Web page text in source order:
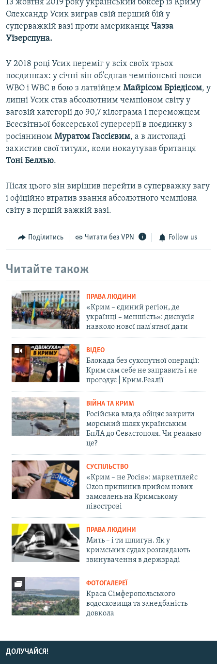
13 жовтня 2019 року український боксер із Криму
Олександр Усик виграв свій перший бій у
суперважкій вазі проти американця Чазза
Уїзерспуна.
У 2018 році Усик переміг у всіх своїх трьох
поєдинках: у січні він об'єднав чемпіонські пояси
WBO і WBC в бою з латвійцем Майрісом Бріедісом, у
липні Усик став абсолютним чемпіоном світу у
ваговій категорії до 90,7 кілограма і переможцем
Всесвітньої боксерської суперсерії в поєдинку з
росіянином Муратом Гассієвим, а в листопаді
захистив свої титули, коли нокаутував британця
Тоні Беллью.
Після цього він вирішив перейти в суперважку вагу
і офіційно втратив звання абсолютного чемпіона
світу в першій важкій вазі.
Поділитись Читати без VPN Follow us
Читайте також
ПРАВА ЛЮДИНИ
«Крим – єдиний регіон, де
українці – меншість»: дискусія
навколо нової пам'ятної дати
ВІДЕО
Блокада без сухопутної операції:
Крим сам себе не заправить і не
прогодує | Крим.Реалії
ВІЙНА ТА КРИМ
Російська влада обіцяє закрити
морський шлях українським
БпЛА до Севастополя. Чи реально
це?
СУСПІЛЬСТВО
«Крим – не Росія»: маркетплейс
Ozon припинив прийом нових
замовлень на Кримському
півострові
ПРАВА ЛЮДИНИ
Мить – і ти шпигун. Як у
кримських судах розглядають
звинувачення в держзраді
ФОТОГАЛЕРЕЇ
Краса Сімферопольського
водосховища та занедбаність
довкола
ДОЛУЧАЙСЯ!